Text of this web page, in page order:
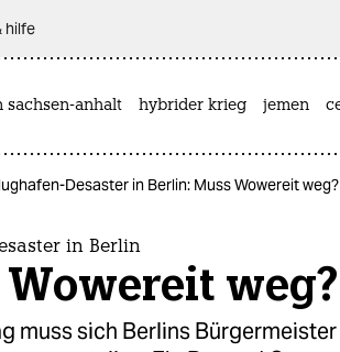
hilfe
sachsen-anhalt hybrider krieg jemen
Desaster in Berlin: Muss Wowereit weg?
in Berlin
Wowereit weg?
muss sich Berlins